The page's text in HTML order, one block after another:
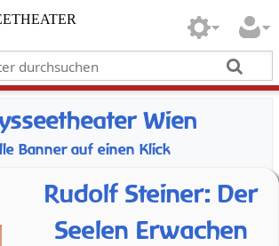
Wien
Banner auf einen Klick
Rudolf Steiner: Der
Seelen Erwachen